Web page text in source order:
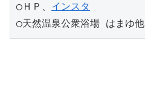
◯ＨＰ、 インスタ
◯天然温泉公衆浴場 はまゆ他